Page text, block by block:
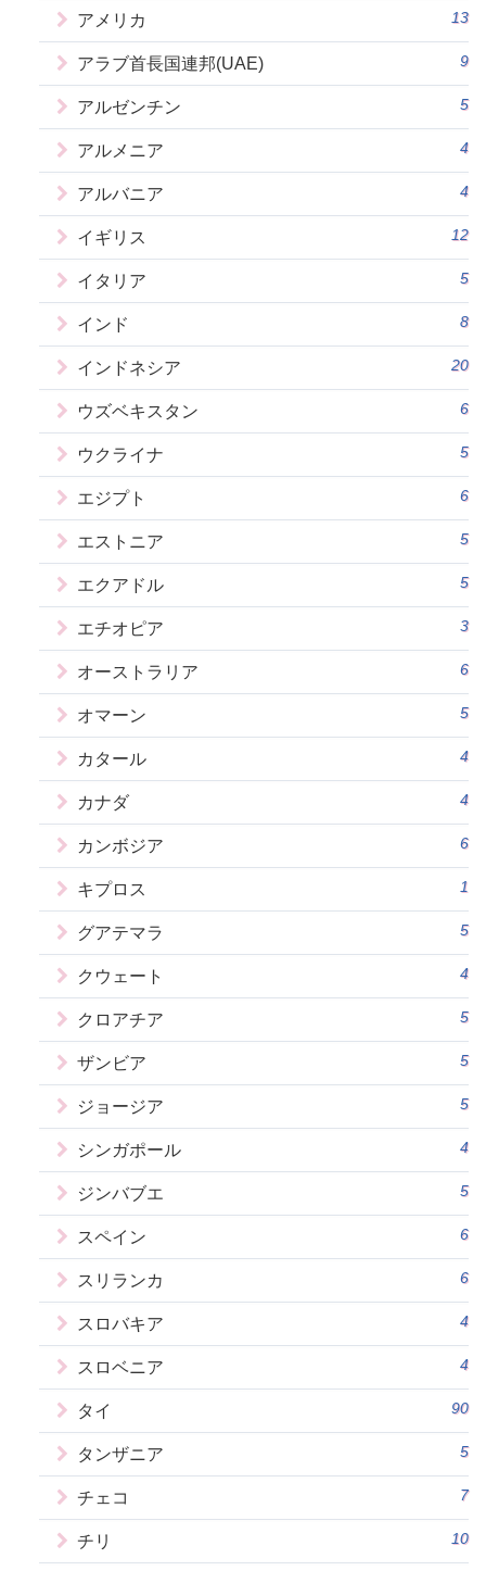
アメリカ 13
アラブ首長国連邦(UAE) 9
アルゼンチン 5
アルメニア 4
アルバニア 4
イギリス 12
イタリア 5
インド 8
インドネシア 20
ウズベキスタン 6
ウクライナ 5
エジプト 6
エストニア 5
エクアドル 5
エチオピア 3
オーストラリア 6
オマーン 5
カタール 4
カナダ 4
カンボジア 6
キプロス 1
グアテマラ 5
クウェート 4
クロアチア 5
ザンビア 5
ジョージア 5
シンガポール 4
ジンバブエ 5
スペイン 6
スリランカ 6
スロバキア 4
スロベニア 4
タイ 90
タンザニア 5
チェコ 7
チリ 10